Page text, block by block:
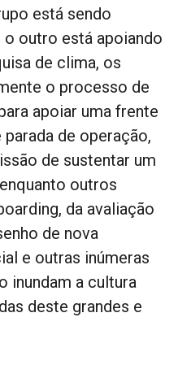
está sendo
outro está apoiando
de clima, os
o processo de
apoiar uma frente
de operação,
de sustentar um
outros
da avaliação
de nova
e outras inúmeras
inundam a cultura
deste grandes e